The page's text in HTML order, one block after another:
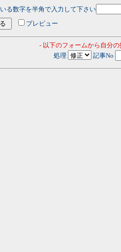
る数字を半角で入力して下さい
プレビュー
- 以下のフォームから自分
処理
記事No